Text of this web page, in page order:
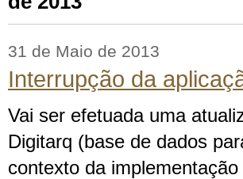
31 de Maio de 2013
Interrupção da
Vai ser efetuada uma
Digitarq (base de dados
contexto da